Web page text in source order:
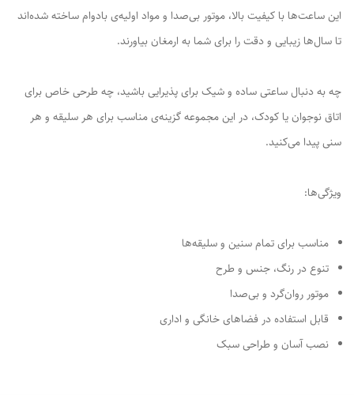
این ساعت‌ها با کیفیت بالا، موتور بی‌صدا و مواد اولیه‌ی بادوام ساخته شده‌اند
تا سال‌ها زیبایی و دقت را برای شما به ارمغان بیاورند.
چه به دنبال ساعتی ساده و شیک برای پذیرایی باشید، چه طرحی خاص برای
اتاق نوجوان یا کودک، در این مجموعه گزینه‌ی مناسب برای هر سلیقه و هر
سنی پیدا می‌کنید.
ویژگی‌ها:
مناسب برای تمام سنین و سلیقه‌ها
تنوع در رنگ، جنس و طرح
موتور روان‌گرد و بی‌صدا
قابل استفاده در فضاهای خانگی و اداری
نصب آسان و طراحی سبک